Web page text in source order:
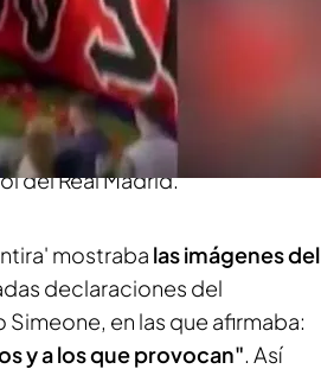
Madridvuelve a generar la
colegiados, tuvo que
dellanzamiento de
de la portería de Courtois
del Real Madrid.
mostraba las imágenes del
declaraciones del
en las que afirmaba:
y a los que provocan". Así